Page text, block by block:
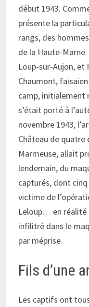
début 1943.
présente la
rangs, des
de la Haute-
Loup-sur-Aujon, et
Chaumont,
camp, initialement
s’était porté à
novembre 1943,
Château de quatre
Marmeuse, allait
lendemain, du
capturés, dont
victime de
Leloup… en réalité
infilitré dans le
par méprise.
Fils d’une
Les captifs ont